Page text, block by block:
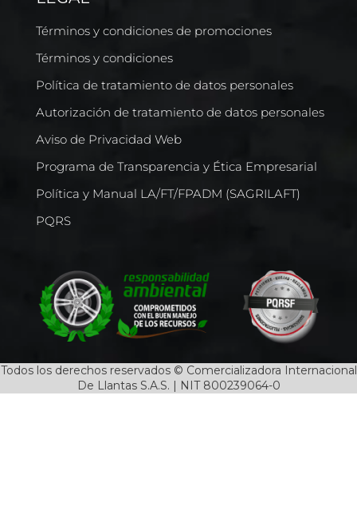
Términos y condiciones de promociones
Términos y condiciones
Política de tratamiento de datos personales
Autorización de tratamiento de datos personales
Aviso de Privacidad Web
Programa de Transparencia y Ética Empresarial
Política y Manual LA/FT/FPADM (SAGRILAFT)
PQRS
Todos los derechos reservados © Comercializadora Internacional
De Llantas S.A.S. | NIT 800239064-0